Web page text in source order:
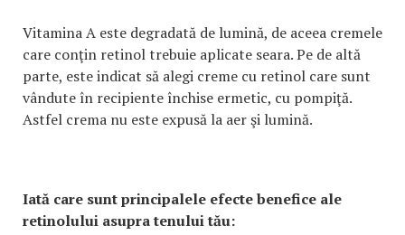
Vitamina A este degradată de lumină, de aceea cremele
care conţin retinol trebuie aplicate seara. Pe de altă
parte, este indicat să alegi creme cu retinol care sunt
vândute în recipiente închise ermetic, cu pompiţă.
Astfel crema nu este expusă la aer şi lumină.
Iată care sunt principalele efecte benefice ale
retinolului asupra tenului tău: